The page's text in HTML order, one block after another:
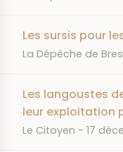
Les sursis pour
JOURNAL
La Dépêche de
Les langoustes
leur exploitation
JOURNAL
Le Citoyen DATE
17